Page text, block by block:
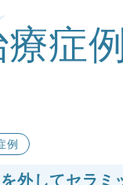
症例
例
外してセラミ